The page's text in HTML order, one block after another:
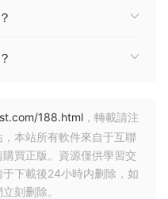
188.html ，轉載請注
本站所有軟件來自于互聯
買正版。資源僅供學習交
下載後24小時内删除，如
刻删除。